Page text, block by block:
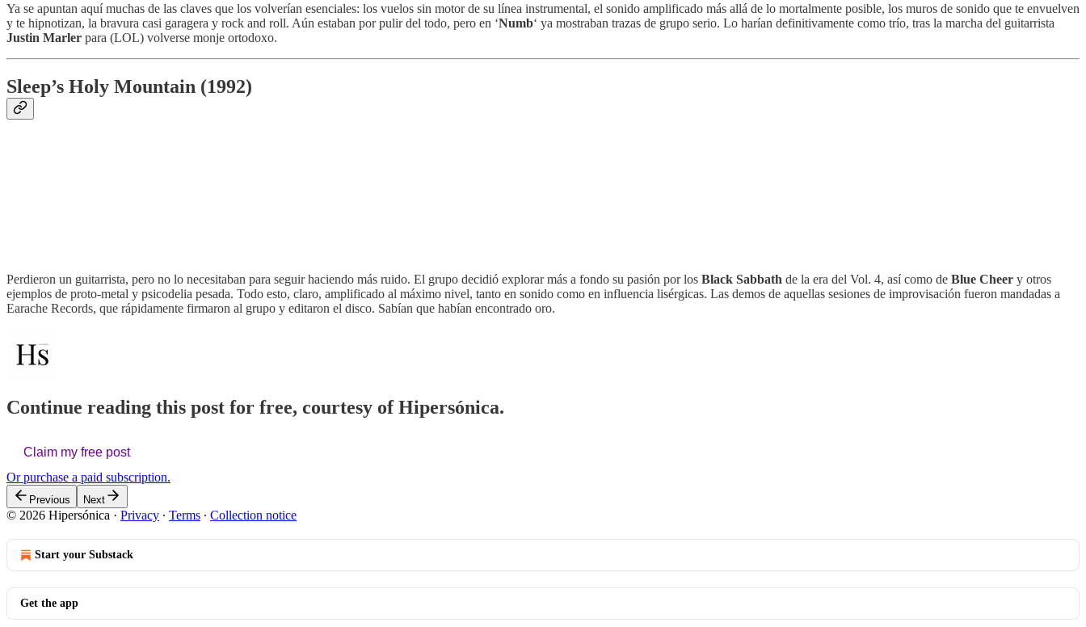
Ya se apuntan aquí muchas de las claves que los volverían esenciales: los vuelos sin motor de su línea instrumental, el sonido amplificado más allá de lo mortalmente posible, los muros de sonido que te envuelven
y te hipnotizan, la bravura casi garagera y rock and roll. Aún estaban por pulir del todo, pero en ‘Numb‘ ya mostraban trazas de grupo serio. Lo harían definitivamente como trío, tras la marcha del guitarrista
Justin Marler para (LOL) volverse monje ortodoxo.
Sleep’s Holy Mountain (1992)
Perdieron un guitarrista, pero no lo necesitaban para seguir haciendo más ruido. El grupo decidió explorar más a fondo su pasión por los Black Sabbath de la era del Vol. 4, así como de Blue Cheer y otros
ejemplos de proto-metal y psicodelia pesada. Todo esto, claro, amplificado al máximo nivel, tanto en sonido como en influencia lisérgicas. Las demos de aquellas sesiones de improvisación fueron mandadas a
Earache Records, que rápidamente firmaron al grupo y editaron el disco. Sabían que habían encontrado oro.
Continue reading this post for free, courtesy of Hipersónica.
Claim my free post
Or purchase a paid subscription.
Previous Next
© 2026 Hipersónica · Privacy ∙ Terms ∙ Collection notice
Start your Substack
Get the app